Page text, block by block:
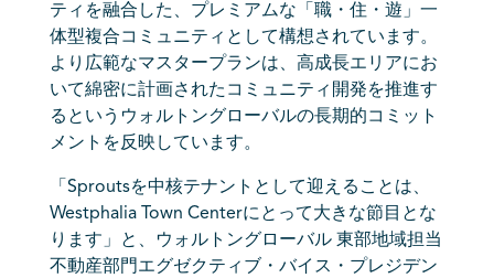
ティを融合した、プレミアムな「職・住・遊」一
体型複合コミュニティとして構想されています。
より広範なマスタープランは、高成長エリアにお
いて綿密に計画されたコミュニティ開発を推進す
るというウォルトングローバルの長期的コミット
メントを反映しています。
「Sproutsを中核テナントとして迎えることは、
Westphalia Town Centerにとって大きな節目とな
ります」と、ウォルトングローバル 東部地域担当
不動産部門エグゼクティブ・バイス・プレジデン